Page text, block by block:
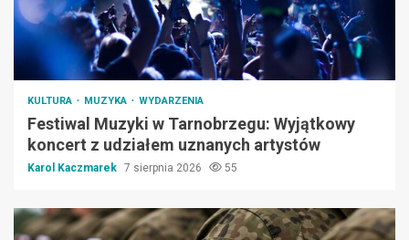
KULTURA MUZYKA WYDARZENIA
Festiwal Muzyki w Tarnobrzegu: Wyjątkowy
koncert z udziałem uznanych artystów
Karol Kaczmarek 7 sierpnia 2026 55